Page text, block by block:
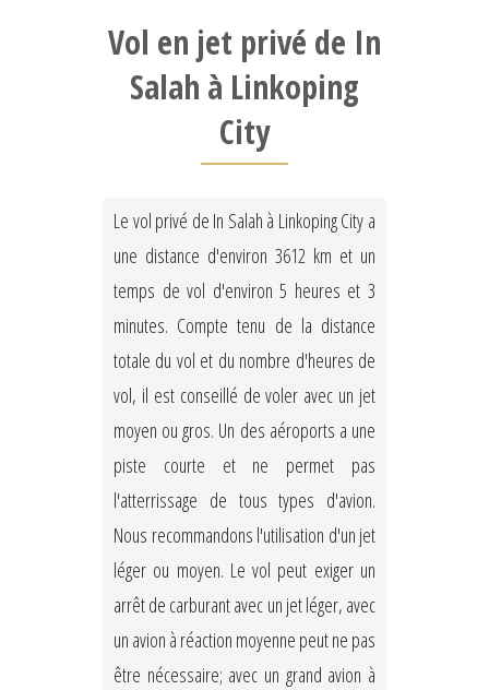
Vol en jet privé de In
Salah à Linkoping
City
Le vol privé de In Salah à Linkoping City a
une distance d'environ 3612 km et un
temps de vol d'environ 5 heures et 3
minutes. Compte tenu de la distance
totale du vol et du nombre d'heures de
vol, il est conseillé de voler avec un jet
moyen ou gros. Un des aéroports a une
piste courte et ne permet pas
l'atterrissage de tous types d'avion.
Nous recommandons l'utilisation d'un jet
léger ou moyen. Le vol peut exiger un
arrêt de carburant avec un jet léger, avec
un avion à réaction moyenne peut ne pas
être nécessaire; avec un grand avion à